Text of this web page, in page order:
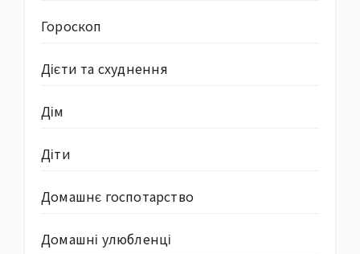
Гороскоп
Дієти та схуднення
Дім
Діти
Домашнє госпотарство
Домашні улюбленці